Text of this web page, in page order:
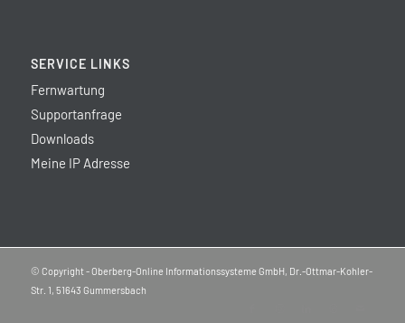
SERVICE LINKS
Fernwartung
Supportanfrage
Downloads
Meine IP Adresse
© Copyright - Oberberg-Online Informationssysteme GmbH, Dr.-Ottmar-Kohler-
Str. 1, 51643 Gummersbach